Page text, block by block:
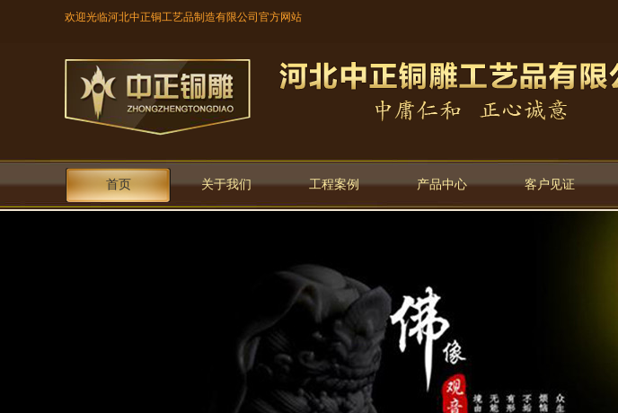
欢迎光临河北中正铜工艺品制造有限公司官方网站
首页 关于我们 工程案例 产品中心 客户见证